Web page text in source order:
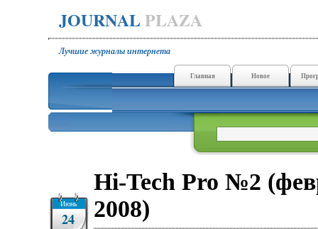
JOURNALPLAZA
Лучшие журналы интернета
Главная Новое
Июнь
24
Hi-Tech Pro №2
2008)